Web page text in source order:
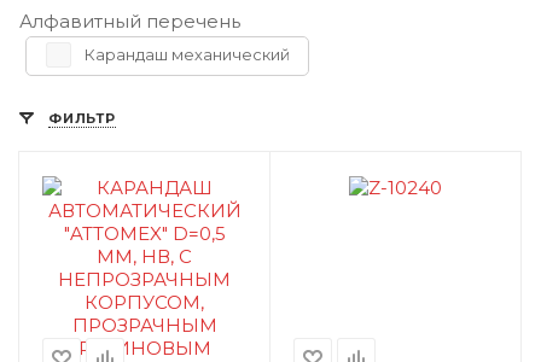
Алфавитный перечень
Карандаш механический
ФИЛЬТР